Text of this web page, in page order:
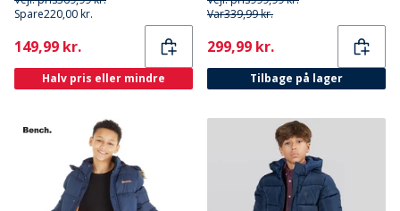
Spare220,00 kr.
Current
149,99 kr.
Halv pris eller mindre
Var339,99 kr.
Current
299,99 kr.
Tilbage på lager